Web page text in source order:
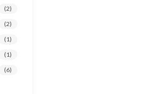
(2)
(2)
(1)
(1)
(6)